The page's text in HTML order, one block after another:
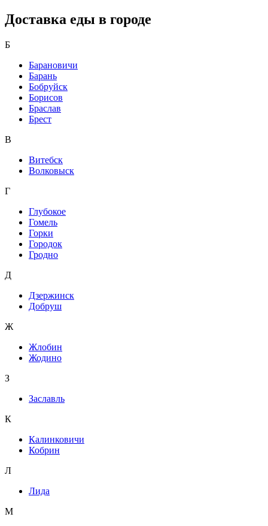
Доставка еды в городе
Б
Барановичи
Барань
Бобруйск
Борисов
Браслав
Брест
В
Витебск
Волковыск
Г
Глубокое
Гомель
Горки
Городок
Гродно
Д
Дзержинск
Добруш
Ж
Жлобин
Жодино
З
Заславль
К
Калинковичи
Кобрин
Л
Лида
М